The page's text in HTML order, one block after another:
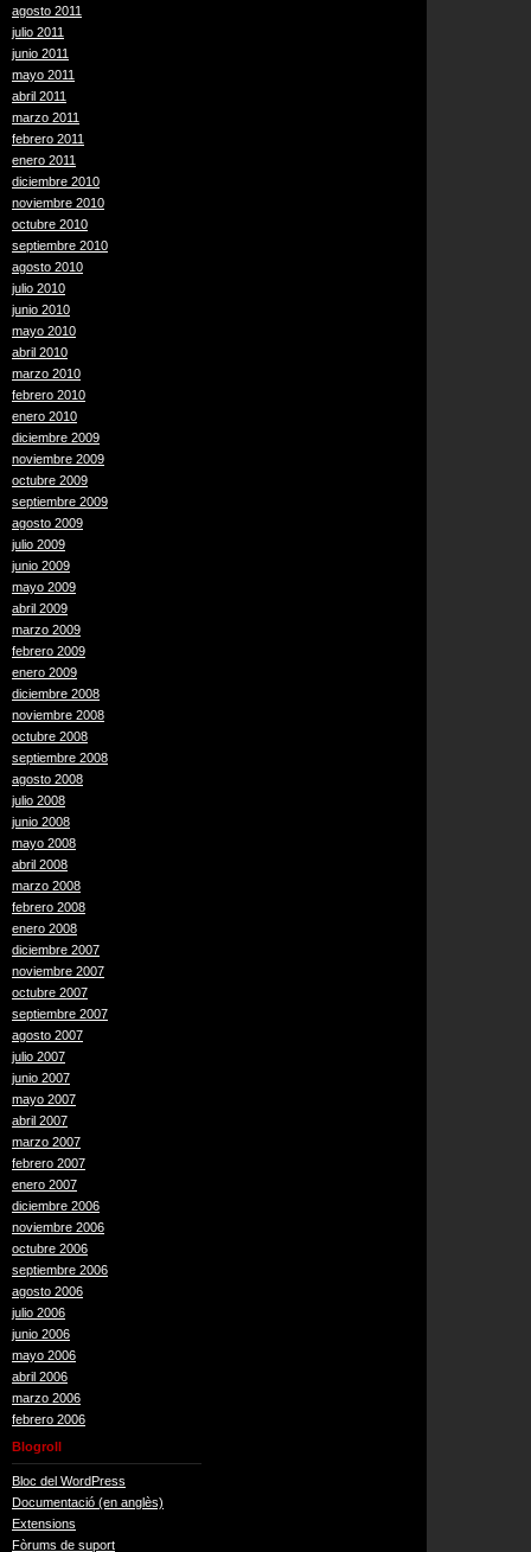
agosto 2011
julio 2011
junio 2011
mayo 2011
abril 2011
marzo 2011
febrero 2011
enero 2011
diciembre 2010
noviembre 2010
octubre 2010
septiembre 2010
agosto 2010
julio 2010
junio 2010
mayo 2010
abril 2010
marzo 2010
febrero 2010
enero 2010
diciembre 2009
noviembre 2009
octubre 2009
septiembre 2009
agosto 2009
julio 2009
junio 2009
mayo 2009
abril 2009
marzo 2009
febrero 2009
enero 2009
diciembre 2008
noviembre 2008
octubre 2008
septiembre 2008
agosto 2008
julio 2008
junio 2008
mayo 2008
abril 2008
marzo 2008
febrero 2008
enero 2008
diciembre 2007
noviembre 2007
octubre 2007
septiembre 2007
agosto 2007
julio 2007
junio 2007
mayo 2007
abril 2007
marzo 2007
febrero 2007
enero 2007
diciembre 2006
noviembre 2006
octubre 2006
septiembre 2006
agosto 2006
julio 2006
junio 2006
mayo 2006
abril 2006
marzo 2006
febrero 2006
Blogroll
Bloc del WordPress
Documentació (en anglès)
Extensions
Fòrums de suport